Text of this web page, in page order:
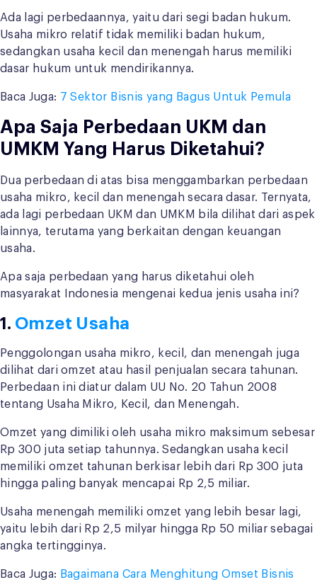
Ada lagi perbedaannya, yaitu dari segi badan hukum.
Usaha mikro relatif tidak memiliki badan hukum,
sedangkan usaha kecil dan menengah harus memiliki
dasar hukum untuk mendirikannya.
Baca Juga: 7 Sektor Bisnis yang Bagus Untuk Pemula
Apa Saja Perbedaan UKM dan
UMKM Yang Harus Diketahui?
Dua perbedaan di atas bisa menggambarkan perbedaan
usaha mikro, kecil dan menengah secara dasar. Ternyata,
ada lagi perbedaan UKM dan UMKM bila dilihat dari aspek
lainnya, terutama yang berkaitan dengan keuangan
usaha.
Apa saja perbedaan yang harus diketahui oleh
masyarakat Indonesia mengenai kedua jenis usaha ini?
1. Omzet Usaha
Penggolongan usaha mikro, kecil, dan menengah juga
dilihat dari omzet atau hasil penjualan secara tahunan.
Perbedaan ini diatur dalam UU No. 20 Tahun 2008
tentang Usaha Mikro, Kecil, dan Menengah.
Omzet yang dimiliki oleh usaha mikro maksimum sebesar
Rp 300 juta setiap tahunnya. Sedangkan usaha kecil
memiliki omzet tahunan berkisar lebih dari Rp 300 juta
hingga paling banyak mencapai Rp 2,5 miliar.
Usaha menengah memiliki omzet yang lebih besar lagi,
yaitu lebih dari Rp 2,5 milyar hingga Rp 50 miliar sebagai
angka tertingginya.
Baca Juga: Bagaimana Cara Menghitung Omset Bisnis